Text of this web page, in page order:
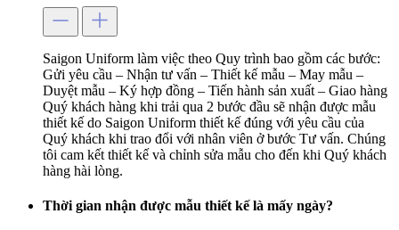
Saigon Uniform làm việc theo Quy trình bao gồm các bước:
Gửi yêu cầu – Nhận tư vấn – Thiết kế mẫu – May mẫu –
Duyệt mẫu – Ký hợp đồng – Tiến hành sản xuất – Giao hàng
Quý khách hàng khi trải qua 2 bước đầu sẽ nhận được mẫu
thiết kế do Saigon Uniform thiết kế đúng với yêu cầu của
Quý khách khi trao đổi với nhân viên ở bước Tư vấn. Chúng
tôi cam kết thiết kế và chỉnh sửa mẫu cho đến khi Quý khách
hàng hài lòng.
Thời gian nhận được mẫu thiết kế là mấy ngày?